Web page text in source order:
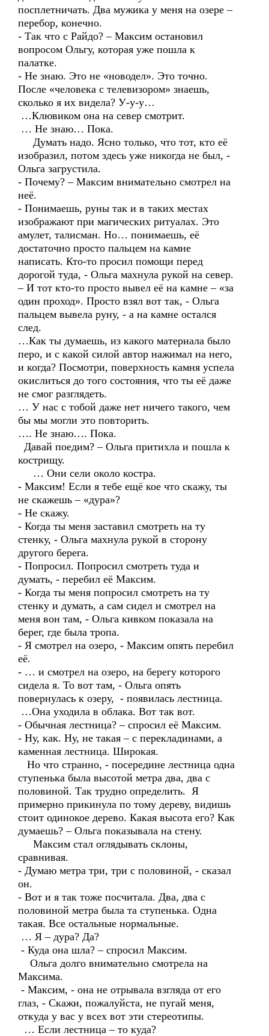
посплетничать. Два мужика у меня на озере –
перебор, конечно.
- Так что с Райдо? – Максим остановил
вопросом Ольгу, которая уже пошла к
палатке.
- Не знаю. Это не «новодел». Это точно.
После «человека с телевизором» знаешь,
сколько я их видела? У-у-у…
…Клювиком она на север смотрит.
… Не знаю… Пока.
Думать надо. Ясно только, что тот, кто её
изобразил, потом здесь уже никогда не был, -
Ольга загрустила.
- Почему? – Максим внимательно смотрел на
неё.
- Понимаешь, руны так и в таких местах
изображают при магических ритуалах. Это
амулет, талисман. Но… понимаешь, её
достаточно просто пальцем на камне
написать. Кто-то просил помощи перед
дорогой туда, - Ольга махнула рукой на север.
– И тот кто-то просто вывел её на камне – «за
один проход». Просто взял вот так, - Ольга
пальцем вывела руну, - а на камне остался
след.
…Как ты думаешь, из какого материала было
перо, и с какой силой автор нажимал на него,
и когда? Посмотри, поверхность камня успела
окислиться до того состояния, что ты её даже
не смог разглядеть.
… У нас с тобой даже нет ничего такого, чем
бы мы могли это повторить.
…. Не знаю…. Пока.
Давай поедим? – Ольга притихла и пошла к
кострищу.
… Они сели около костра.
- Максим! Если я тебе ещё кое что скажу, ты
не скажешь – «дура»?
- Не скажу.
- Когда ты меня заставил смотреть на ту
стенку, - Ольга махнула рукой в сторону
другого берега.
- Попросил. Попросил смотреть туда и
думать, - перебил её Максим.
- Когда ты меня попросил смотреть на ту
стенку и думать, а сам сидел и смотрел на
меня вон там, - Ольга кивком показала на
берег, где была тропа.
- Я смотрел на озеро, - Максим опять перебил
её.
- … и смотрел на озеро, на берегу которого
сидела я. То вот там, - Ольга опять
повернулась к озеру, - появилась лестница.
…Она уходила в облака. Вот так вот.
- Обычная лестница? – спросил её Максим.
- Ну, как. Ну, не такая – с перекладинами, а
каменная лестница. Широкая.
Но что странно, - посередине лестница одна
ступенька была высотой метра два, два с
половиной. Так трудно определить. Я
примерно прикинула по тому дереву, видишь
стоит одинокое дерево. Какая высота его? Как
думаешь? – Ольга показывала на стену.
Максим стал оглядывать склоны,
сравнивая.
- Думаю метра три, три с половиной, - сказал
он.
- Вот и я так тоже посчитала. Два, два с
половиной метра была та ступенька. Одна
такая. Все остальные нормальные.
… Я – дура? Да?
- Куда она шла? – спросил Максим.
Ольга долго внимательно смотрела на
Максима.
- Максим, - она не отрывала взгляда от его
глаз, - Скажи, пожалуйста, не пугай меня,
откуда у вас у всех вот эти стереотипы.
… Если лестница – то куда?